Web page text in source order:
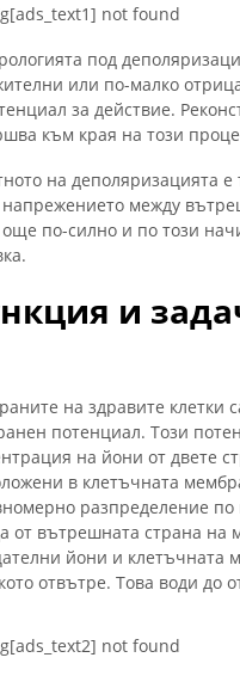
not found
под
или по-малко
за действие.
към края на този
на деполяризацията е
напрежението между
още по-силно и по този
и
на здравите клетки
потенциал. Този
на йони от двете
в клетъчната
разпределение по
от вътрешната страна
йони и клетъчната
отвътре. Това води до
not found